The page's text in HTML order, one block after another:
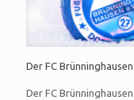
Der FC
Der FC